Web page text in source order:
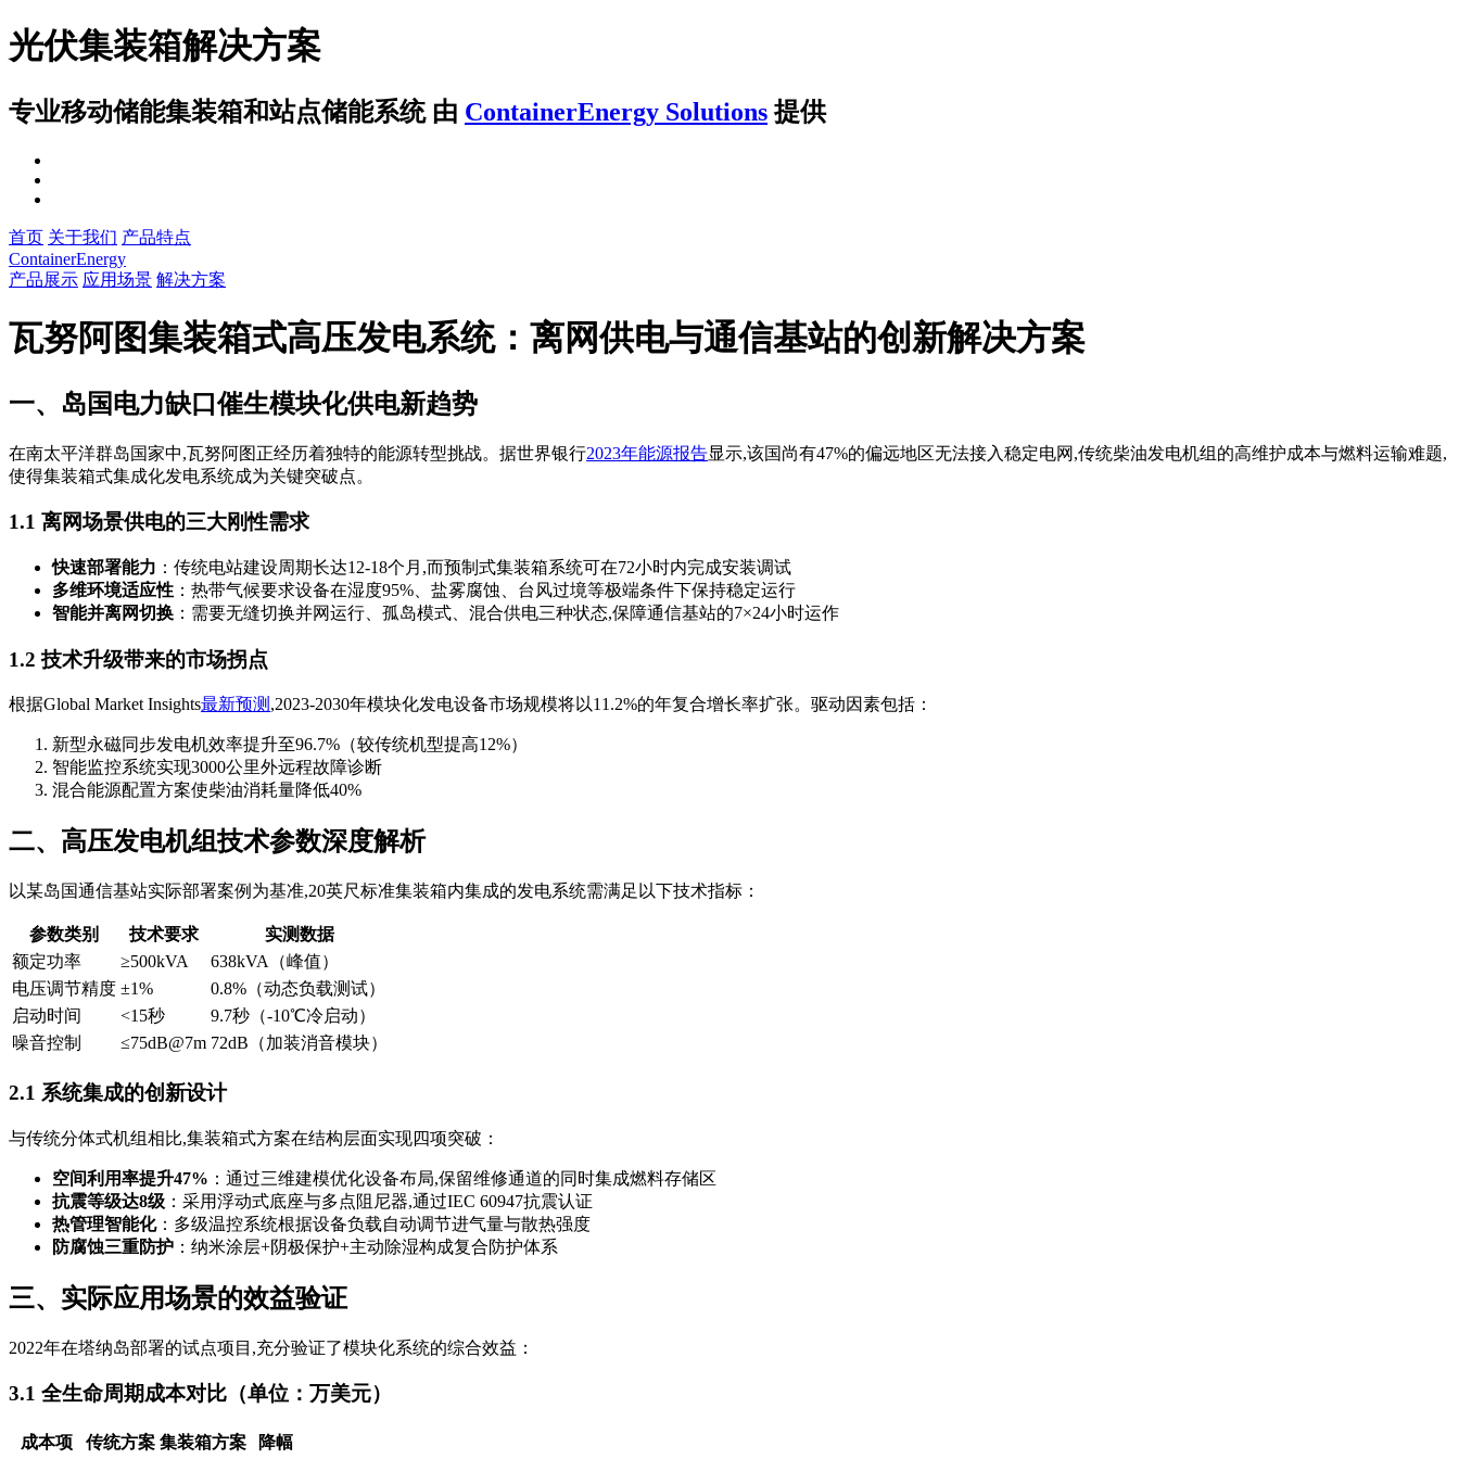
光伏集装箱解决方案
专业移动储能集装箱和站点储能系统 由 ContainerEnergy Solutions 提供
首页 关于我们 产品特点
ContainerEnergy
产品展示 应用场景 解决方案
瓦努阿图集装箱式高压发电系统：离网供电与通信基站的创新解决方案
一、岛国电力缺口催生模块化供电新趋势
在南太平洋群岛国家中,瓦努阿图正经历着独特的能源转型挑战。据世界银行2023年能源报告显示,该国尚有47%的偏远地区无法接入稳定电网,传统柴油发电机组的高维护成本与燃料运输难题,
使得集装箱式集成化发电系统成为关键突破点。
1.1 离网场景供电的三大刚性需求
快速部署能力 ：传统电站建设周期长达12-18个月,而预制式集装箱系统可在72小时内完成安装调试
多维环境适应性 ：热带气候要求设备在湿度95%、盐雾腐蚀、台风过境等极端条件下保持稳定运行
智能并离网切换 ：需要无缝切换并网运行、孤岛模式、混合供电三种状态,保障通信基站的7×24小时运作
1.2 技术升级带来的市场拐点
根据Global Market Insights最新预测 ,2023-2030年模块化发电设备市场规模将以11.2%的年复合增长率扩张。驱动因素包括：
新型永磁同步发电机效率提升至96.7%（较传统机型提高12%）
智能监控系统实现3000公里外远程故障诊断
混合能源配置方案使柴油消耗量降低40%
二、高压发电机组技术参数深度解析
以某岛国通信基站实际部署案例为基准,20英尺标准集装箱内集成的发电系统需满足以下技术指标：
参数类别 技术要求
实测数据
额定功率
≥500kVA
638kVA（峰值）
电压调节精度 ±1%
0.8%（动态负载测试）
启动时间
<15秒
9.7秒（-10℃冷启动）
噪音控制
≤75dB@7m 72dB（加装消音模块）
2.1 系统集成的创新设计
与传统分体式机组相比,集装箱式方案在结构层面实现四项突破：
空间利用率提升47% ：通过三维建模优化设备布局,保留维修通道的同时集成燃料存储区
抗震等级达8级 ：采用浮动式底座与多点阻尼器,通过IEC 60947抗震认证
热管理智能化：多级温控系统根据设备负载自动调节进气量与散热强度
防腐蚀三重防护 ：纳米涂层+阴极保护+主动除湿构成复合防护体系
三、实际应用场景的效益验证
2022年在塔纳岛部署的试点项目,充分验证了模块化系统的综合效益：
3.1 全生命周期成本对比（单位：万美元）
成本项 传统方案 集装箱方案
降幅